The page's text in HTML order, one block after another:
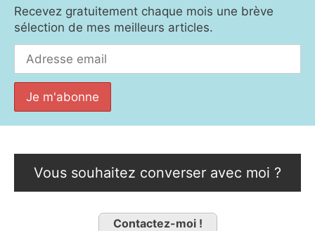
Recevez gratuitement chaque mois une brève
sélection de mes meilleurs articles.
Vous souhaitez converser avec moi ?
Contactez-moi !